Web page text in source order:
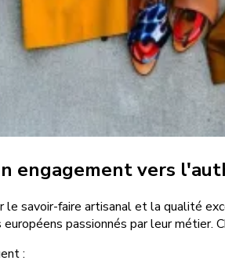
engagement vers
le savoir-faire artisanal et la qualité
passionnés par leur métier.
: